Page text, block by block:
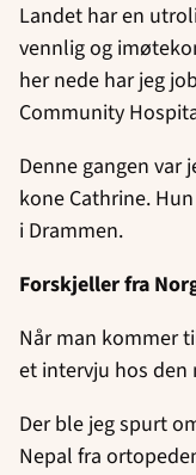
Landet har en
vennlig og
her nede har jeg
Community
Denne gangen var
kone Cathrine.
i Drammen.
Forskjeller fra
Når man kommer
et intervju hos den
Der ble jeg spurt
Nepal fra